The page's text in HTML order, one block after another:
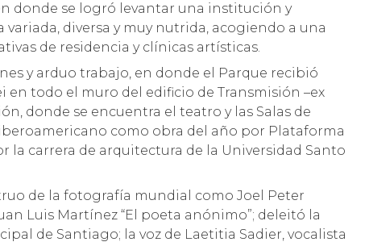
donde se logró levantar una institución y
diversa y muy nutrida, acogiendo a una
de residencia y clínicas artísticas.
y arduo trabajo, en donde el Parque recibió
en todo el muro del edificio de Transmisión –ex
donde se encuentra el teatro y las Salas de
como obra del año por Plataforma
la carrera de arquitectura de la Universidad Santo
de la fotografía mundial como Joel Peter
Luis Martínez “El poeta anónimo”; deleitó la
de Santiago; la voz de Laetitia Sadier, vocalista